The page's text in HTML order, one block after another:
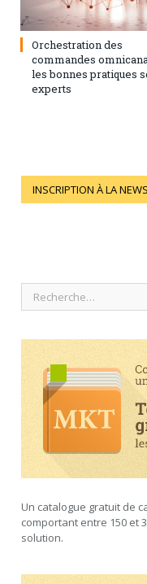
1 février 2021 0
Orchestration des
commandes
les bonnes pratiques
experts
INSCRIPTION À LA
Un catalogue gratuit de
comportant entre 150 et
solution.